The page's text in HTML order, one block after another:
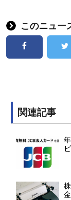
このニュー
関連記事